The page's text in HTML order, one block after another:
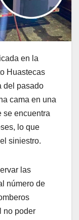
en la
Huastecas
del pasado
cama en una
se encuentra
lo que
siniestro.
las
número de
no poder